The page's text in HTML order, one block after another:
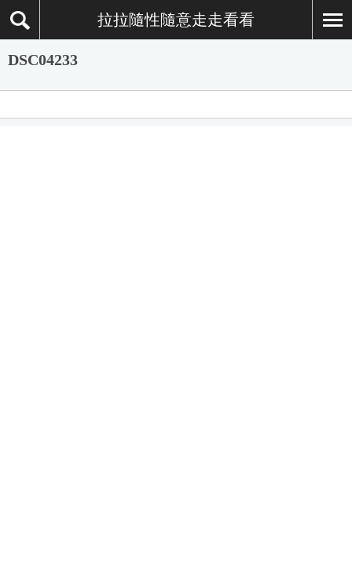
拉拉隨性隨意走走看看
DSC04233